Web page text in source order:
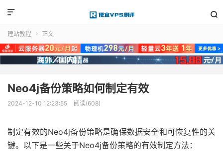


建站教程  正文
Neo4j备份策略如何制定有效
2024-12-10 12:23:55 阅读(608)
制定有效的Neo4j备份策略是确保数据安全和可恢复性的关
键。以下是一些关于Neo4j备份策略的有效制定方法：